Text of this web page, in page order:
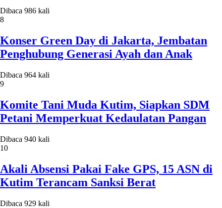
Dibaca 986 kali
8
Konser Green Day di Jakarta, Jembatan
Penghubung Generasi Ayah dan Anak
Dibaca 964 kali
9
Komite Tani Muda Kutim, Siapkan SDM
Petani Memperkuat Kedaulatan Pangan
Dibaca 940 kali
10
Akali Absensi Pakai Fake GPS, 15 ASN di
Kutim Terancam Sanksi Berat
Dibaca 929 kali